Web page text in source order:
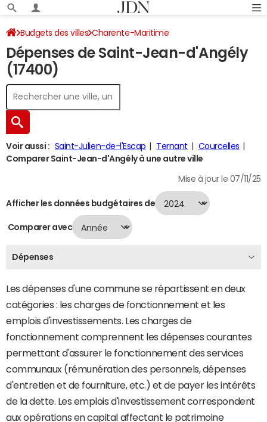
Budgets des villes Charente-Maritime
Saint-Jean-d'Angély Dépenses 2024
Dépenses de Saint-Jean-d'Angély
(17400)
Voir aussi : Saint-Julien-de-l'Escap Ternant
Courcelles
Comparer Saint-Jean-d'Angély à une autre ville
Mise à jour le 07/11/25
Afficher les données budgétaires de
Comparer avec
Dépenses
Les dépenses d'une commune se répartissent en deux
catégories : les charges de fonctionnement et les
emplois d'investissements. Les charges de
fonctionnement comprennent les dépenses courantes
permettant d'assurer le fonctionnement des services
communaux (rémunération des personnels, dépenses
d'entretien et de fourniture, etc.) et de payer les intérêts
de la dette. Les emplois d'investissement correspondent
aux opérations en capital affectant le patrimoine